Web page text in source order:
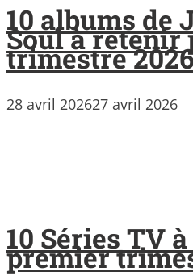
10 albums de
Soul à retenir
trimestre
28 avril 202627 avril 2026
10 Séries TV
premier